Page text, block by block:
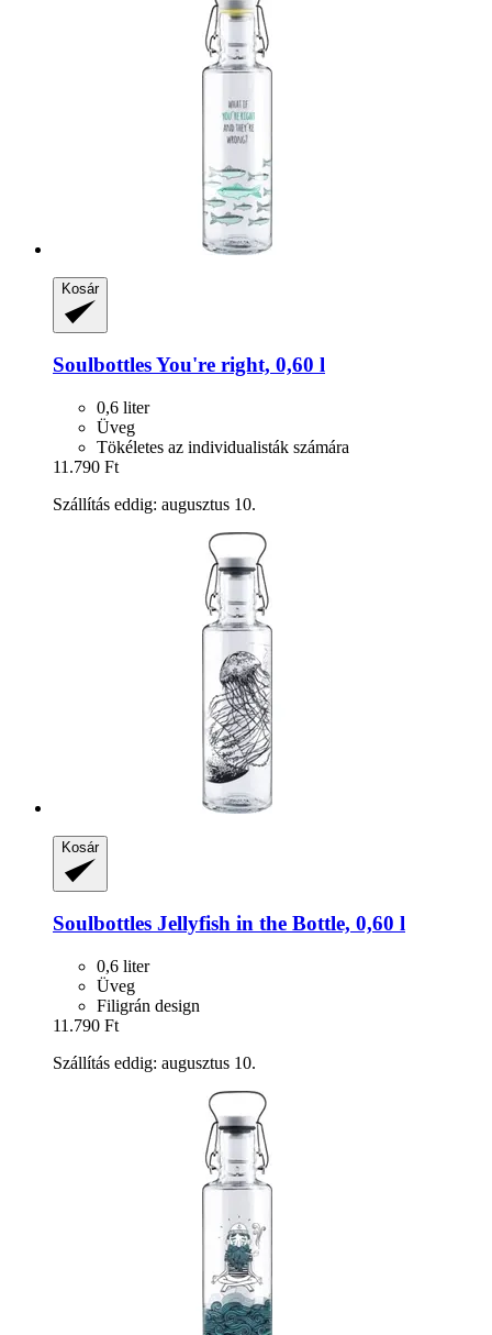
Kosár
SoulbottlesYou're right, 0,60 l
0,6 liter
Üveg
Tökéletes az individualisták számára
11.790 Ft
Szállítás eddig: augusztus 10.
Kosár
Soulbottles Jellyfish in the Bottle, 0,60 l
0,6 liter
Üveg
Filigrán design
11.790 Ft
Szállítás eddig: augusztus 10.